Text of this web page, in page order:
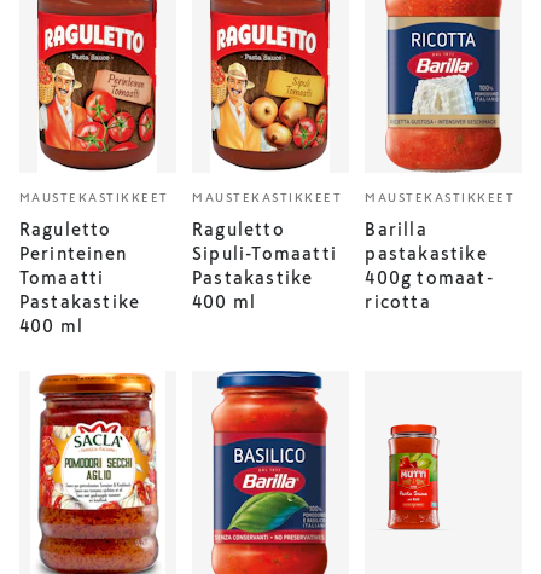
MAUSTEKASTIKKEET
Raguletto
Perinteinen
Tomaatti
Pastakastike
400 ml
MAUSTEKASTIKKEET
Raguletto
Sipuli-Tomaatti
Pastakastike
400 ml
MAUSTEKASTIKKEET
Barilla
pastakastike
400g tomaat-
ricotta